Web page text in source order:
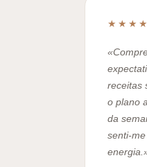
receitas
o plano
da
senti-